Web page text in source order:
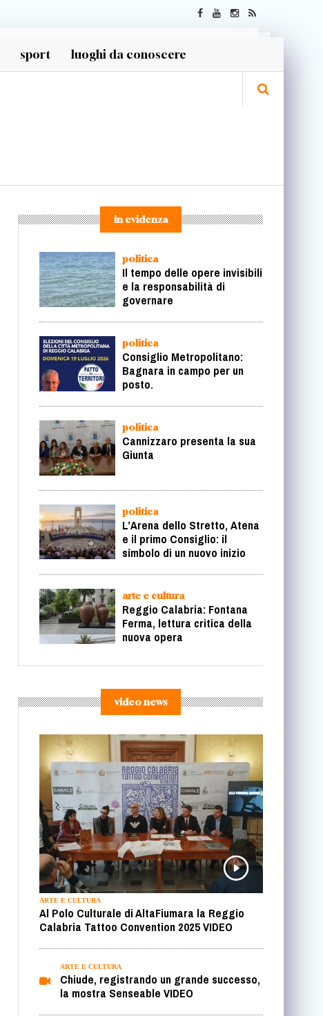
sport luoghi da conoscere
in evidenza
politica
Il tempo delle opere invisibili
e la responsabilità di
governare
politica
Consiglio Metropolitano:
Bagnara in campo per un
posto.
politica
Cannizzaro presenta la sua
Giunta
politica
L’Arena dello Stretto, Atena
e il primo Consiglio: il
simbolo di un nuovo inizio
arte e cultura
Reggio Calabria: Fontana
Ferma, lettura critica della
nuova opera
video news
ARTE E CULTURA
Al Polo Culturale di AltaFiumara la Reggio
Calabria Tattoo Convention 2025 VIDEO
ARTE E CULTURA
Chiude, registrando un grande successo,
la mostra Senseable VIDEO